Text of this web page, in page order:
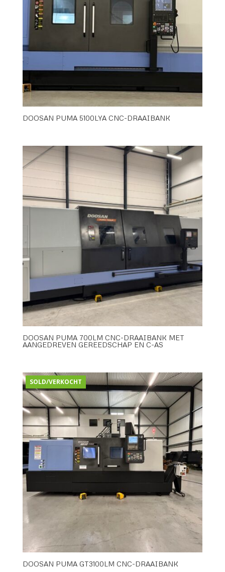
DOOSAN PUMA 5100LYA CNC-DRAAIBANK
DOOSAN PUMA 700LM CNC-DRAAIBANK MET
AANGEDREVEN GEREEDSCHAP EN C-AS
SOLD/VERKOCHT
DOOSAN PUMA GT3100LM CNC-DRAAIBANK